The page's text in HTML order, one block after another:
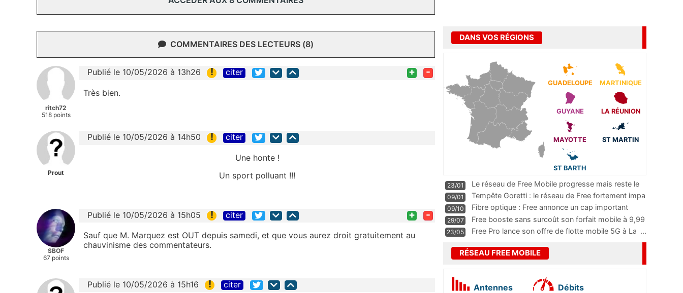
COMMENTAIRES DES LECTEURS (8)
ritch72
518 points
Publié le 10/05/2026 à 13h26 ! citer + -
Très bien.
Prout
Publié le 10/05/2026 à 14h50 ! citer
Une honte !
Un sport polluant !!!
SBOF
67 points
Publié le 10/05/2026 à 15h05 ! citer + -
Sauf que M. Marquez est OUT depuis samedi, et que vous aurez droit gratuitement au
chauvinisme des commentateurs.
Publié le 10/05/2026 à 15h16 ! citer
DANS VOS RÉGIONS
GUADELOUPE MARTINIQUE
GUYANE LA RÉUNION
MAYOTTE ST MARTIN
ST BARTH
23/01
Le réseau de Free Mobile progresse mais reste le
m
...
09/01
Tempête Goretti : le réseau de Free fortement impa
09/10
Fibre optique : Free annonce un cap important
pass
...
29/07
Free booste sans surcoût son forfait mobile à 9,99
23/05 Free Pro lance son offre de flotte mobile 5G à La ...
RÉSEAU FREE MOBILE
Antennes Débits